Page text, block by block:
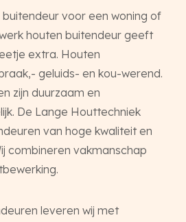
voor een woning of
houten buitendeur geeft
extra. Houten
geluids- en kou-werend.
zijn duurzaam en
De Lange Houttechniek
van hoge kwaliteit en
combineren vakmanschap
leveren wij met